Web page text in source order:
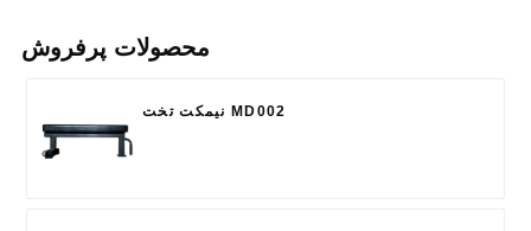
محصولات پرفروش
نیمکت تخت MD002